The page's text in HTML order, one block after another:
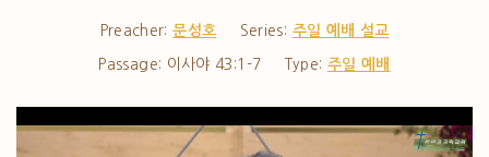
Preacher: 문성호 Series: 주일 예배 설교
Passage: 이사야 43:1-7 Type: 주일 예배